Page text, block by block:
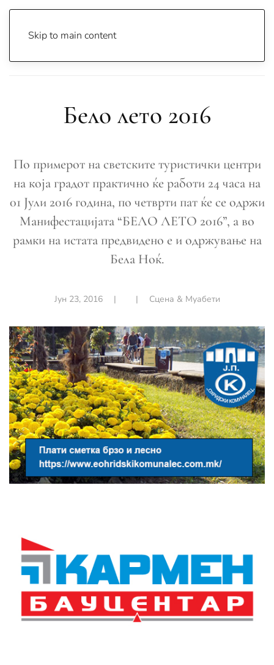
Skip to main content
Бело лето 2016
По примерот на светските туристички центри
на која градот практично ќе работи 24 часа на
01 Јули 2016 година, по четврти пат ќе се одржи
Манифестацијата “БЕЛО ЛЕТО 2016”, a во
рамки на истата предвидено е и одржување на
Бела Ноќ.
Јун 23, 2016| | Сцена & Муабети